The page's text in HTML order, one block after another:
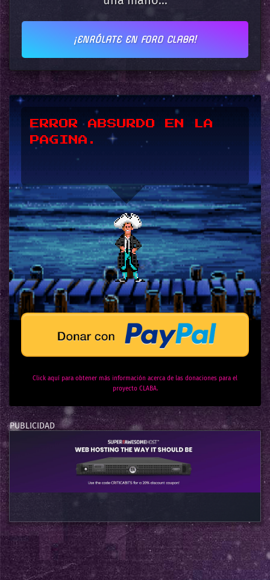
¡ENRÓLATE EN FORO CLABA!
*UPSSS*
Click aquí para obtener más información acerca de las donaciones para el
proyecto CLABA.